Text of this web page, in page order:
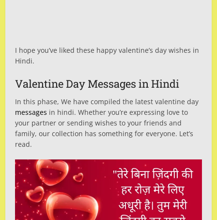
I hope you’ve liked these happy valentine’s day wishes in
Hindi.
Valentine Day Messages in Hindi
In this phase, We have compiled the latest valentine day
messages in hindi. Whether you’re expressing love to
your partner or sending wishes to your friends and
family, our collection has something for everyone. Let’s
read.